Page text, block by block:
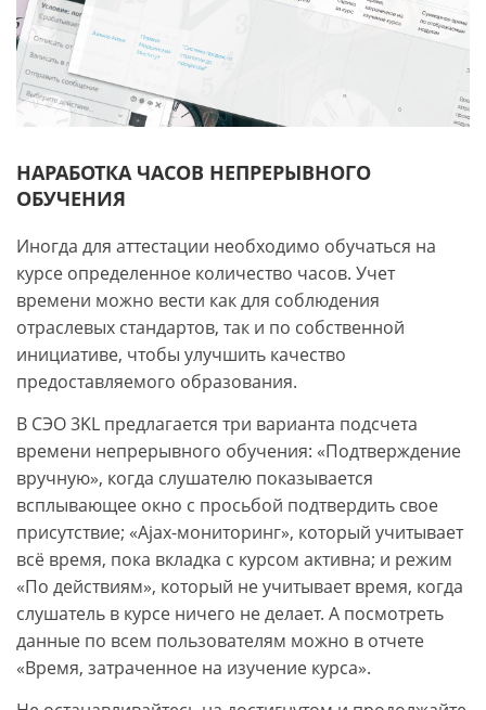
НАРАБОТКА ЧАСОВ НЕПРЕРЫВНОГО
ОБУЧЕНИЯ
Иногда для аттестации необходимо обучаться на
курсе определенное количество часов. Учет
времени можно вести как для соблюдения
отраслевых стандартов, так и по собственной
инициативе, чтобы улучшить качество
предоставляемого образования.
В СЭО 3KL предлагается три варианта подсчета
времени непрерывного обучения: «Подтверждение
вручную», когда слушателю показывается
всплывающее окно с просьбой подтвердить свое
присутствие; «Ajax-мониторинг», который учитывает
всё время, пока вкладка с курсом активна; и режим
«По действиям», который не учитывает время, когда
слушатель в курсе ничего не делает. А посмотреть
данные по всем пользователям можно в отчете
«Время, затраченное на изучение курса».